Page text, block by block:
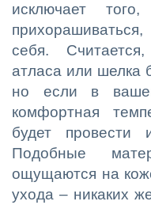
исключает
себя.
атласа или шелка
но если в
комфортная
будет провести
Подобные
ощущаются на
ухода – никаких